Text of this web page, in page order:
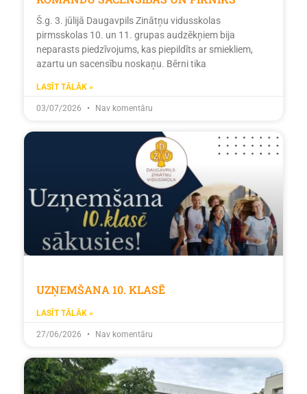
Š.g. 3. jūlijā Daugavpils Zinātņu vidusskolas
pirmsskolas 10. un 11. grupas audzēkņiem bija
neparasts piedzīvojums, kas piepildīts ar smiekliem,
azartu un sacensību noskaņu. Bērni tika
LASĪT TĀLĀK »
03/07/2026 Nav komentāru
UZŅEMŠANA 10. KLASĒ
LASĪT TĀLĀK »
27/06/2026 Nav komentāru